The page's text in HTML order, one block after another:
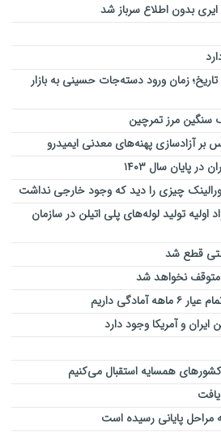
بدون اطلاع سرباز شد
زمان ورود دسته‌جات حسینی به بازار
سنگین مرز تمرچین
آزادسازی پهنه‌های معدنی ایمیدرو
پایان سال ۱۴۰۳
چیزی را دید که وجود خارجی نداشت
تولید لوله‌های پلی اتیلن در سازمان
نخواهد شد
داریم
و آمریکا وجود دارد
همسایه استقبال می‌کنیم
پایانی رسیده است